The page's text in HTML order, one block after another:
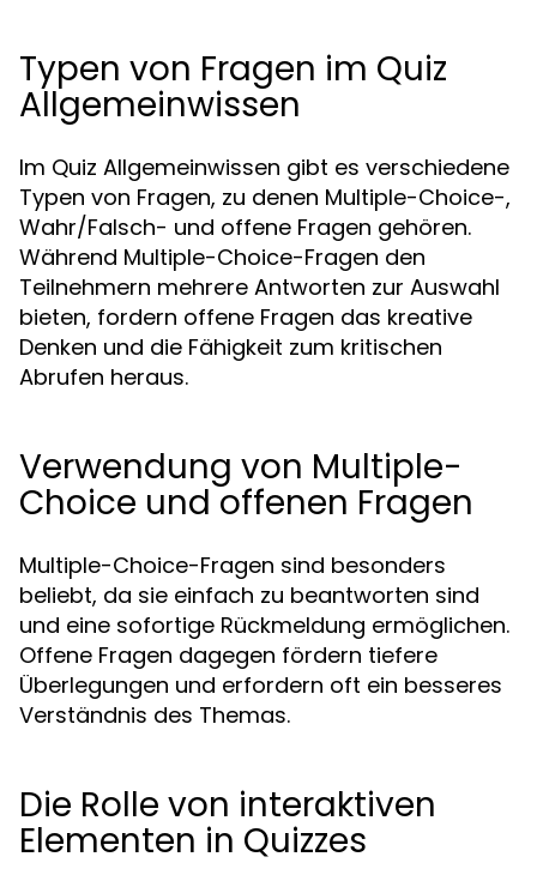
Typen von Fragen im Quiz
Allgemeinwissen
Im Quiz Allgemeinwissen gibt es verschiedene
Typen von Fragen, zu denen Multiple-Choice-,
Wahr/Falsch- und offene Fragen gehören.
Während Multiple-Choice-Fragen den
Teilnehmern mehrere Antworten zur Auswahl
bieten, fordern offene Fragen das kreative
Denken und die Fähigkeit zum kritischen
Abrufen heraus.
Verwendung von Multiple-
Choice und offenen Fragen
Multiple-Choice-Fragen sind besonders
beliebt, da sie einfach zu beantworten sind
und eine sofortige Rückmeldung ermöglichen.
Offene Fragen dagegen fördern tiefere
Überlegungen und erfordern oft ein besseres
Verständnis des Themas.
Die Rolle von interaktiven
Elementen in Quizzes